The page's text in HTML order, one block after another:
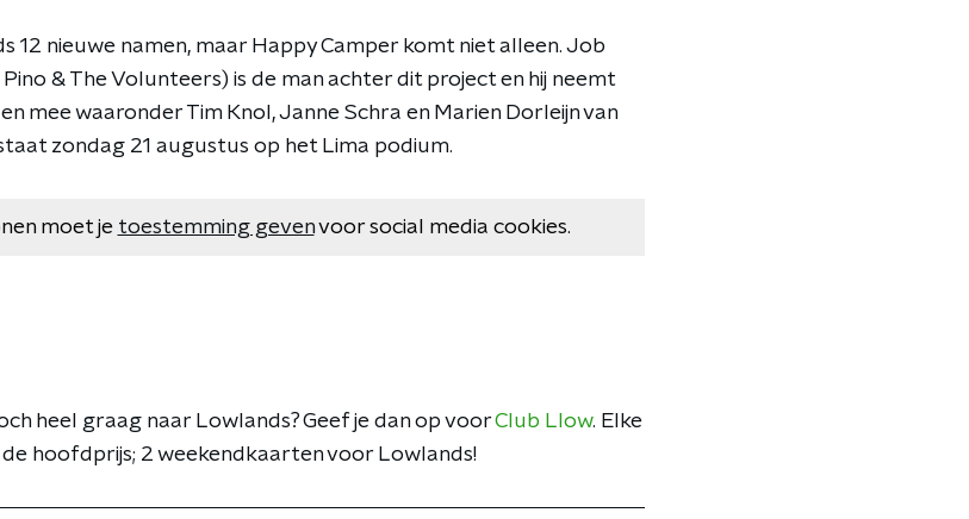
12 nieuwe namen, maar Happy Camper komt niet alleen. Job
& The Volunteers) is de man achter dit project en hij neemt
mee waaronder Tim Knol, Janne Schra en Marien Dorleijn van
zondag 21 augustus op het Lima podium.
moet je toestemming gevenvoor social media cookies.
heel graag naar Lowlands? Geef je dan op voorClub Llow. Elke
hoofdprijs; 2 weekendkaarten voor Lowlands!